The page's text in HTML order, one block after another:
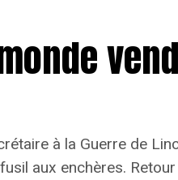
à la Guerre de
aux enchères.